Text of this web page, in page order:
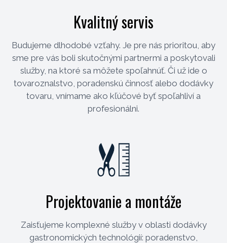
Kvalitný servis
Budujeme dlhodobé vzťahy. Je pre nás prioritou, aby
sme pre vás boli skutočnými partnermi a poskytovali
služby, na ktoré sa môžete spoľahnúť. Či už ide o
tovaroznalstvo, poradenskú činnosť alebo dodávky
tovaru, vnímame ako kľúčové byť spoľahliví a
profesionálni.
Projektovanie a montáže
Zaisťujeme komplexné služby v oblasti dodávky
gastronomických technológií: poradenstvo,